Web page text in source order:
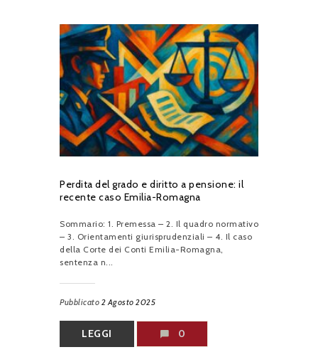
Perdita del grado e diritto a pensione: il
recente caso Emilia-Romagna
Sommario: 1. Premessa – 2. Il quadro normativo
– 3. Orientamenti giurisprudenziali – 4. Il caso
della Corte dei Conti Emilia-Romagna,
sentenza n...
Pubblicato 2 Agosto 2025
LEGGI 0